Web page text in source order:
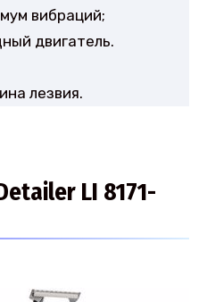
вибраций;
двигатель.
лезвия.
LI 8171-